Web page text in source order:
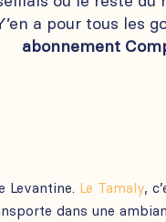
a pour tous les
abonnement
Levantine. Le Tamaly,
dans une